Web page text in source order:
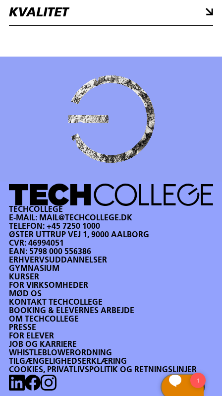
KVALITET
TECHCOLLEGE
E-MAIL: MAIL@TECHCOLLEGE.DK
TELEFON:+45 7250 1000
ØSTER UTTRUP VEJ 1, 9000 AALBORG
CVR: 46994051
EAN: 5798 000 556386
ERHVERVSUDDANNELSER
GYMNASIUM
KURSER
FOR VIRKSOMHEDER
MØD OS
KONTAKT TECHCOLLEGE
BOOKING & ELEVERNES ARBEJDE
OM TECHCOLLEGE
PRESSE
FOR ELEVER
JOB OG KARRIERE
WHISTLEBLOWERORDNING
TILGÆNGELIGHEDSERKLÆRING
COOKIES, PRIVATLIVSPOLITIK OG RETNINGSLINJER